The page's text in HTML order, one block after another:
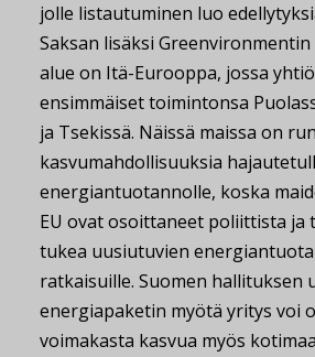
jolle listautuminen luo
Saksan lisäksi
alue on Itä-Eurooppa, jossa
ensimmäiset toimintonsa
ja Tsekissä. Näissä maissa on
kasvumahdollisuuksia
energiantuotannolle, koska
EU ovat osoittaneet poliittista ja
tukea uusiutuvien
ratkaisuille. Suomen hallituksen
energiapaketin myötä yritys voi
voimakasta kasvua myös